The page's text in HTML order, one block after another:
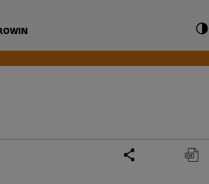
Kultury
podziel się
drukuj